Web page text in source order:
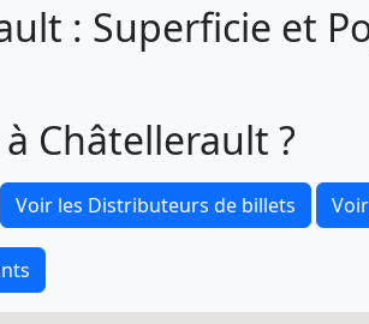
: Superficie et
Châtellerault ?
Voir les Distributeurs de billets